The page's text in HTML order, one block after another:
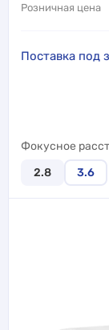
Розничная цена
Поставка под
Фокусное
2.8
3.6